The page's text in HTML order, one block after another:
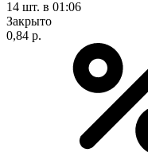
14 шт. в 01:06
Закрыто
0,84 р.